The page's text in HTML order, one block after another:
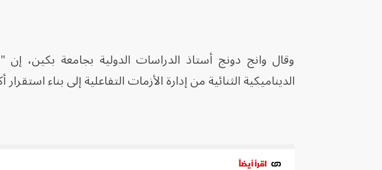
وقال وانج دونج أستاذ الدراسات الدولية بجامعة بكين،
الديناميكية الثنائية من إدارة الأزمات التفاعلية إلى بناء
اقرأ أيضاً